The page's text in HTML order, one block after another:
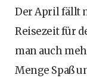
Der April fällt
Reisezeit für
man auch
Menge Spaß